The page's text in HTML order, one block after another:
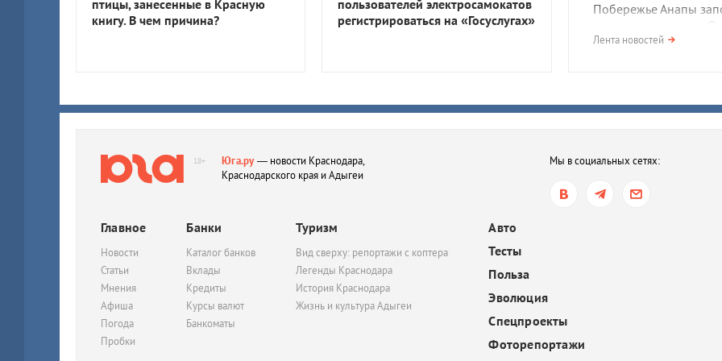
Побережье Анапы
медузы-корнероты. Они
опасны?
Сильная жара и
какую погоду ждать в
Лента новостей
птицы, занесенные в Красную
книгу. В чем причина?
пользователей электросамокатов
регистрироваться на «Госуслугах»
18+ Юга.ру— новости Краснодара,
Краснодарского края и Адыгеи
Мы в социальных сетях:
Главное
Новости
Статьи
Мнения
Афиша
Погода
Пробки
Банки
Каталог банков
Вклады
Кредиты
Курсы валют
Банкоматы
Туризм
Вид сверху: репортажи с коптера
Легенды Краснодара
История Краснодара
Жизнь и культура Адыгеи
Авто
Тесты
Польза
Эволюция
Спецпроекты
Фоторепортажи